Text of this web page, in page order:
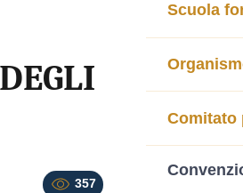
357
Scuola
Comitato